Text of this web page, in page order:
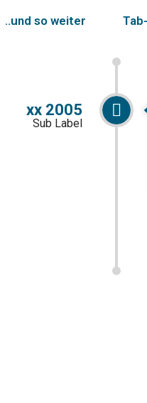
..und so weiter
xx 2005
Sub Label